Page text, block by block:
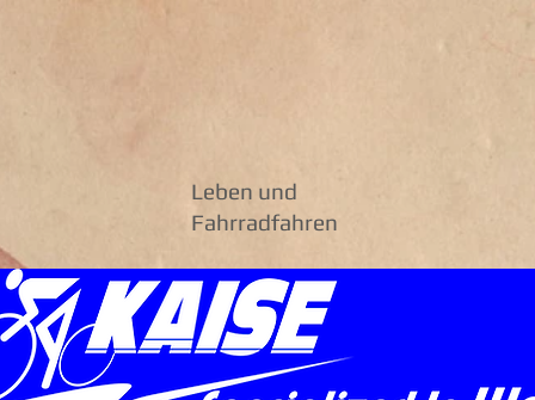
Leben und
Fahrradfahren